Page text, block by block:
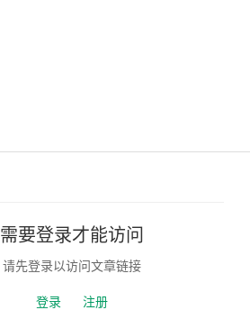
需要登录才能访问
请先登录以访问文章链接
登录 注册